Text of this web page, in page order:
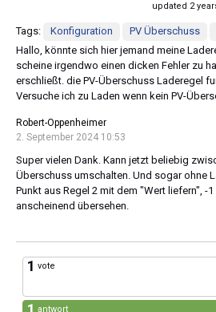
updated 2
Tags: Konfiguration PV Überschuss
Hallo, könnte sich hier jemand meine
scheine irgendwo einen dicken Fehler zu
erschließt. die PV-Überschuss Laderegel
Versuche ich zu Laden wenn kein PV-
Robert-Oppenheimer
2. September 2024 10:53
Super vielen Dank. Kann jetzt beliebig
Überschuss umschalten. Und sogar ohne
Punkt aus Regel 2 mit dem "Wert liefern", -
anscheinend übersehen.
1 vote
antwort